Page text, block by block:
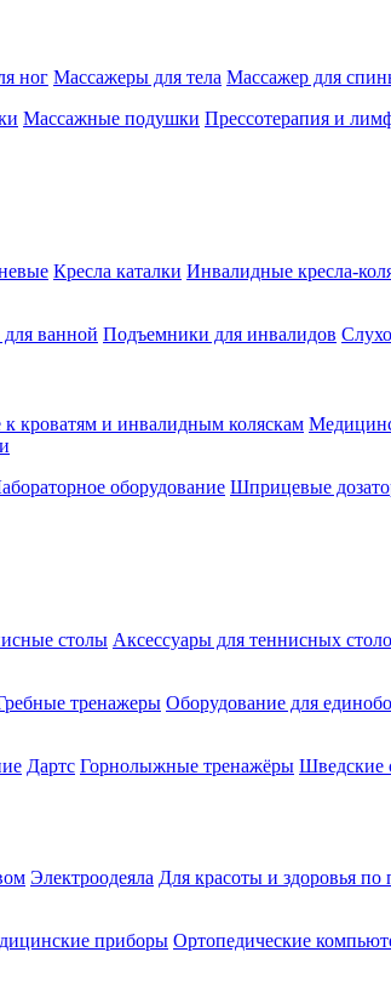
ног Массажеры для тела Массажер для
Массажные подушки Прессотерапия и
Кресла каталки Инвалидные кресла-
ванной Подъемники для инвалидов
кроватям и инвалидным коляскам
оборудование Шприцевые
столы Аксессуары для теннисных
тренажеры Оборудование для
Дартс Горнолыжные тренажёры Шведские
Электроодеяла Для красоты и здоровья по
приборы Ортопедические